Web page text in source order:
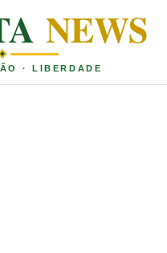
NEWS
· LIBERDADE